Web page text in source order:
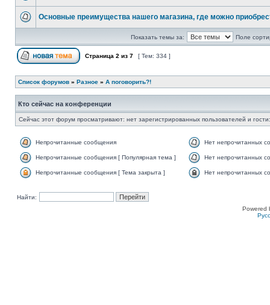
Основные преимущества нашего магазина, где можно
Показать темы за: Поле
Страница 2 из 7 [ Тем: 334 ]
Список форумов » Разное » А поговорить?!
Кто сейчас на конференции
Сейчас этот форум просматривают: нет зарегистрированных пользователей и
Непрочитанные сообщения Нет непрочитанных
Непрочитанные сообщения [ Популярная тема ] Нет непрочитанных
Непрочитанные сообщения [ Тема закрыта ] Нет непрочитанных
Найти:
Powered